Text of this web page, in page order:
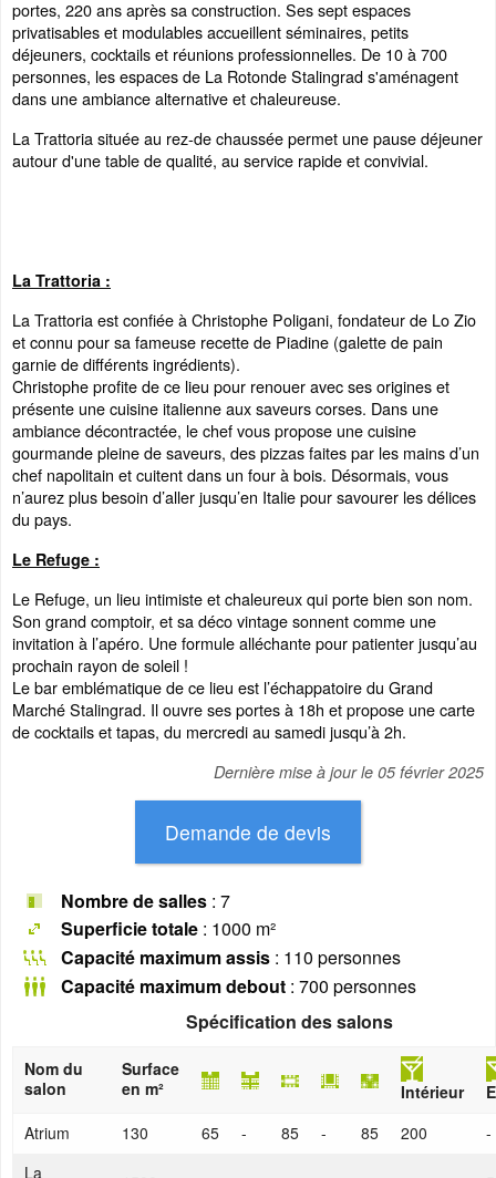
portes, 220 ans après sa construction. Ses sept espaces
privatisables et modulables accueillent séminaires, petits
déjeuners, cocktails et réunions professionnelles. De 10 à 700
personnes, les espaces de La Rotonde Stalingrad s'aménagent
dans une ambiance alternative et chaleureuse.
La Trattoria située au rez-de chaussée permet une pause déjeuner
autour d'une table de qualité, au service rapide et convivial.
La Trattoria :
La Trattoria est confiée à Christophe Poligani, fondateur de Lo Zio
et connu pour sa fameuse recette de Piadine (galette de pain
garnie de différents ingrédients).
Christophe profite de ce lieu pour renouer avec ses origines et
présente une cuisine italienne aux saveurs corses. Dans une
ambiance décontractée, le chef vous propose une cuisine
gourmande pleine de saveurs, des pizzas faites par les mains d’un
chef napolitain et cuitent dans un four à bois. Désormais, vous
n’aurez plus besoin d’aller jusqu’en Italie pour savourer les délices
du pays.
Le Refuge :
Le Refuge, un lieu intimiste et chaleureux qui porte bien son nom.
Son grand comptoir, et sa déco vintage sonnent comme une
invitation à l’apéro. Une formule alléchante pour patienter jusqu’au
prochain rayon de soleil !
Le bar emblématique de ce lieu est l’échappatoire du Grand
Marché Stalingrad. Il ouvre ses portes à 18h et propose une carte
de cocktails et tapas, du mercredi au samedi jusqu’à 2h.
Dernière mise à jour le 05 février 2025
Nombre de salles : 7
Superficie totale : 1000 m²
Capacité maximum assis : 110 personnes
Capacité maximum debout : 700 personnes
Spécification des salons
Nom du
salon
Surface
en m²
Intérieur
Atrium
130 65 - 85 - 85 200
-
La